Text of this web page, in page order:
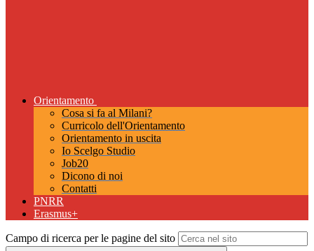
Orientamento
Cosa si fa al Milani?
Curricolo dell'Orientamento
Orientamento in uscita
Io Scelgo Studio
Job20
Dicono di noi
Contatti
PNRR
Erasmus+
Campo di ricerca per le pagine del sito